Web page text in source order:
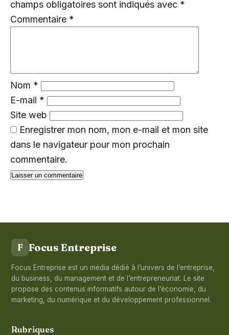
champs obligatoires sont indiqués avec *
Commentaire *
Nom *
E-mail *
Site web
Enregistrer mon nom, mon e-mail et mon site
dans le navigateur pour mon prochain
commentaire.
F Focus Entreprise
Focus Entreprise est un média dédié à l’univers de l’entreprise,
du business, du management et de l’entrepreneuriat. Le site
propose des contenus informatifs autour de l’économie, du
marketing, du numérique et du développement professionnel.
Rubriques